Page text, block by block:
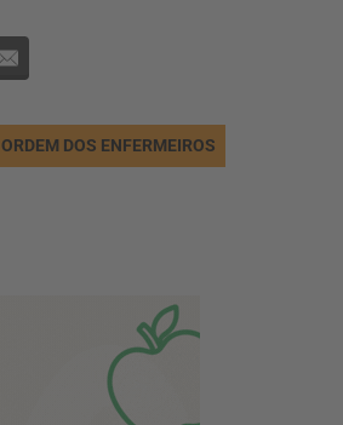
ORDEM DOS ENFERMEIROS